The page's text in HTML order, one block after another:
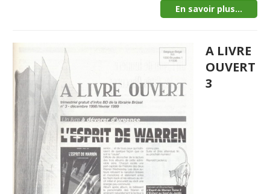
En savoir plus...
A LIVRE
OUVERT
3